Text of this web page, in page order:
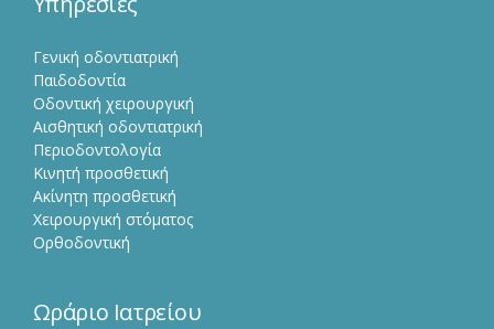
Γενική οδοντιατρική
Παιδοδοντία
Οδοντική χειρουργική
Αισθητική οδοντιατρική
Περιοδοντολογία
Κινητή προσθετική
Ακίνητη προσθετική
Χειρουργική στόματος
Ορθοδοντική
Ωράριο Ιατρείου